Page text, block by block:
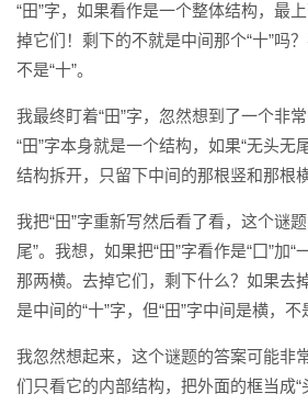
“田”字，如果看作是一个整体结构，最
掉它们！剩下的不就是中间那个“十”吗
不是“十”。
我最终盯着“田”字，忽然想到了一个非
“田”字本身就是一个结构，如果“无头无
结构拆开，只留下中间的那根竖和那根
我把“田”字重新写然后看了看，这个谜
尾”。我想，如果把“田”字看作是“囗”加
那两横。去掉它们，剩下什么？如果去
是中间的“十”字，但“田”字中间是横，不
我忽然想起来，这个谜题的答案可能非
们只看它的内部结构，把外面的框当成“